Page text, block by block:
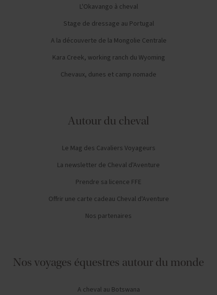
L'Okavango à cheval
Stage de dressage au Portugal
A la découverte de la Mongolie Centrale
Kara Creek, working ranch du Wyoming
Chevaux, dunes et camp nomade
Autour du cheval
Le Mag des Cavaliers Voyageurs
La newsletter de Cheval d'Aventure
Prendre sa licence FFE
Offrir une carte cadeau Cheval d'Aventure
Nos partenaires
Nos voyages équestres autour du monde
A cheval au Botswana